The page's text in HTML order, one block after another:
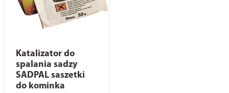
Katalizator do
spalania sadzy
SADPAL saszetki
do kominka